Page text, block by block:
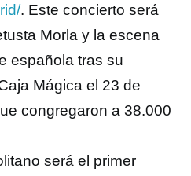
. Este concierto será
Morla y la escena
española tras su
Mágica el 23 de
congregaron a 38.000
será el primer